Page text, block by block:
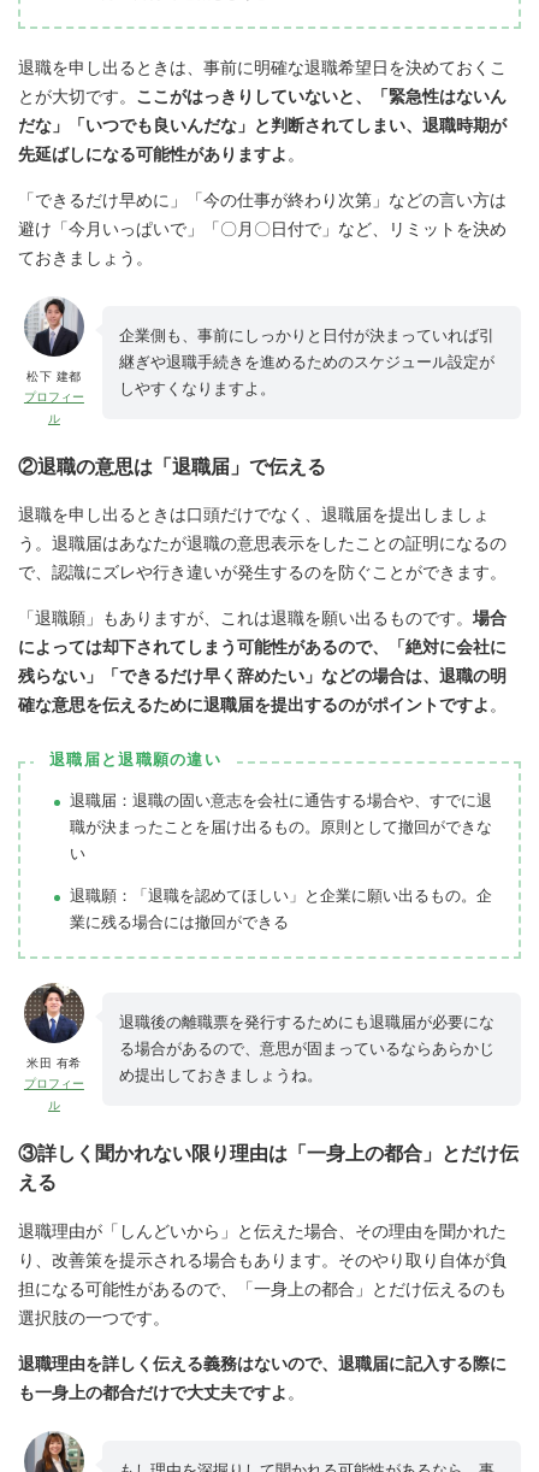
退職を申し出るときは、事前に明確な退職希望日を決めておくこ
とが大切です。 ここがはっきりしていないと、「緊急性はないん
だな」「いつでも良いんだな」と判断されてしまい、退職時期が
先延ばしになる可能性がありますよ 。
「できるだけ早めに」「今の仕事が終わり次第」などの言い方は
避け「今月いっぱいで」「〇月〇日付で」など、リミットを決め
ておきましょう 。
松下 建都
プロフィー
ル
企業側も、事前にしっかりと日付が決まっていれば引
継ぎや退職手続きを進めるためのスケジュール設定が
しやすくなりますよ。
②退職の意思は「退職届」で伝える
退職を申し出るときは口頭だけでなく、退職届を提出しましょ
う。退職届はあなたが退職の意思表示をしたことの証明になるの
で、認識にズレや行き違いが発生するのを防ぐことができます。
「退職願」もありますが、これは退職を願い出るものです。 場合
によっては却下されてしまう可能性があるので、「絶対に会社に
残らない」「できるだけ早く辞めたい」などの場合は、 退職の明
確な意思を伝えるために退職届を提出するのがポイントですよ 。
退職届と退職願の違い
退職届：退職の固い意志を会社に通告する場合や、すでに退
職が決まったことを届け出るもの。原則として撤回ができな
い
退職願：「退職を認めてほしい」と企業に願い出るもの。企
業に残る場合には撤回ができる
米田 有希
プロフィー
ル
退職後の離職票を発行するためにも退職届が必要にな
る場合があるので、意思が固まっているならあらかじ
め提出しておきましょうね。
③詳しく聞かれない限り理由は「一身上の都合」とだけ伝
える
退職理由が「しんどいから」と伝えた場合、その理由を聞かれた
り、改善策を提示される場合もあります。そのやり取り自体が負
担になる可能性があるので、「一身上の都合」とだけ伝えるのも
選択肢の一つです。
退職理由を詳しく伝える義務はないので、退職届に記入する際に
も一身上の都合だけで大丈夫ですよ 。